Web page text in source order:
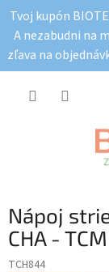
obsah
Tvoj kupón
A nezabudni na
zľava na
Nápoj
CHA -
TCH844